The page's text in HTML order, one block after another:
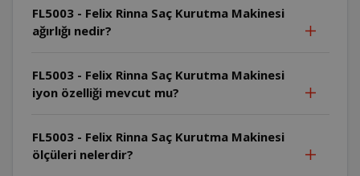
FL5003 - Felix Rinna Saç Kurutma Makinesi
ağırlığı nedir?
FL5003 - Felix Rinna Saç Kurutma Makinesi
iyon özelliği mevcut mu?
FL5003 - Felix Rinna Saç Kurutma Makinesi
ölçüleri nelerdir?